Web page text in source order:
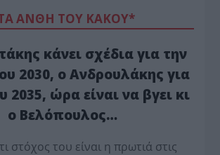
ΆΝΘΗ ΤΟΥ ΚΑΚΟΎ*
κάνει σχέδια για την
2030, ο Ανδρουλάκης για
2035, ώρα είναι να βγει κι
ο Βελόπουλος…
στόχος του είναι η πρωτιά στις